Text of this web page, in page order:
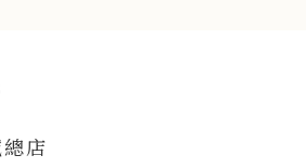
店